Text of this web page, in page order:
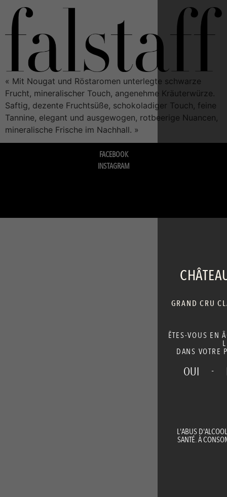
« Mit Nougat und Röstaromen unterlegte schwarze
Frucht, mineralischer Touch, angenehme Kräuterwürze.
Saftig, dezente Fruchtsüße, schokoladiger Touch, feine
Tannine, elegant und ausgewogen, rotbeerige Nuancen,
mineralische Frische im Nachhall. »
FACEBOOK
INSTAGRAM
GRAND CRU
ÊTES-VOUS EN
DANS VOTRE
OUI -
L'ABUS
SANTÉ. À